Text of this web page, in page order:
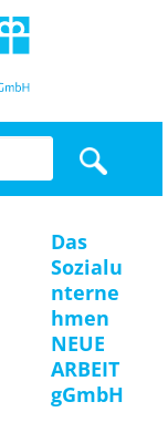
Das
Sozialu
nterne
hmen
NEUE
ARBEIT
gGmbH